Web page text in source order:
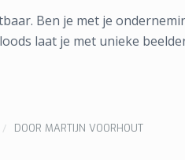
Ben je met je
laat je met unieke
/ DOORMARTIJN VOORHOUT